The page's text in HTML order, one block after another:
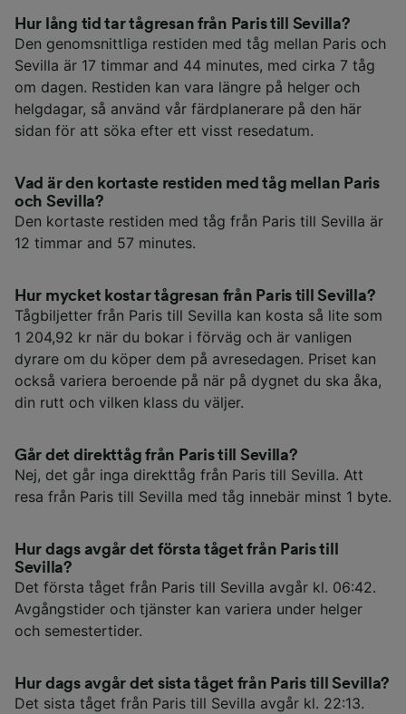
Hur lång tid tar tågresan från Paris till Sevilla?
Den genomsnittliga restiden med tåg mellan Paris och
Sevilla är 17 timmar and 44 minutes, med cirka 7 tåg
om dagen. Restiden kan vara längre på helger och
helgdagar, så använd vår färdplanerare på den här
sidan för att söka efter ett visst resedatum.
Vad är den kortaste restiden med tåg mellan Paris
och Sevilla?
Den kortaste restiden med tåg från Paris till Sevilla är
12 timmar and 57 minutes.
Hur mycket kostar tågresan från Paris till Sevilla?
Tågbiljetter från Paris till Sevilla kan kosta så lite som
1 204,92 kr när du bokar i förväg och är vanligen
dyrare om du köper dem på avresedagen. Priset kan
också variera beroende på när på dygnet du ska åka,
din rutt och vilken klass du väljer.
Går det direkttåg från Paris till Sevilla?
Nej, det går inga direkttåg från Paris till Sevilla. Att
resa från Paris till Sevilla med tåg innebär minst 1 byte.
Hur dags avgår det första tåget från Paris till
Sevilla?
Det första tåget från Paris till Sevilla avgår kl. 06:42.
Avgångstider och tjänster kan variera under helger
och semestertider.
Hur dags avgår det sista tåget från Paris till Sevilla?
Det sista tåget från Paris till Sevilla avgår kl. 22:13.